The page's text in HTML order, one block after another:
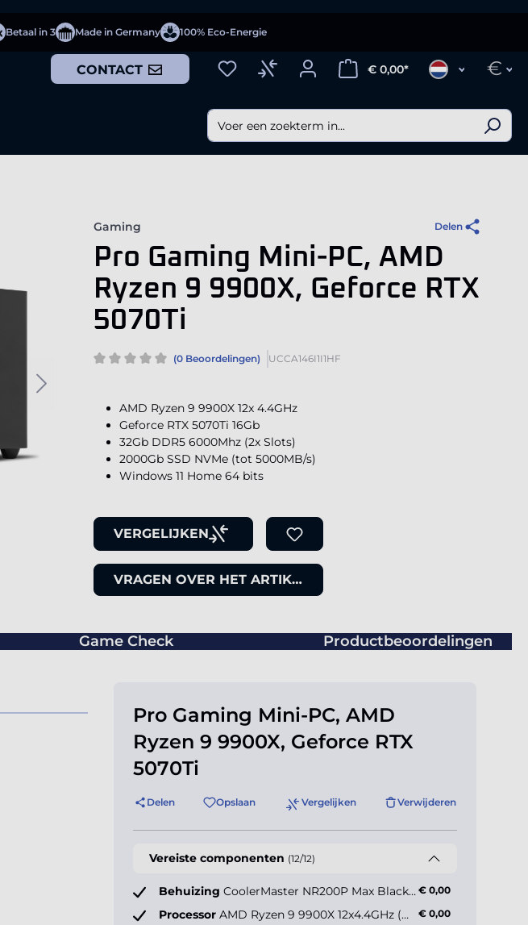
Betaal in 3 Made in Germany 100% Eco-Energie
CONTACT € 0,00* €
Gaming Delen
Pro Gaming Mini-PC, AMD
Ryzen 9 9900X, Geforce RTX
5070Ti
(0 Beoordelingen) UCCA146I1I1HF
AMD Ryzen 9 9900X 12x 4.4GHz
Geforce RTX 5070Ti 16Gb
32Gb DDR5 6000Mhz (2x Slots)
2000Gb SSD NVMe (tot 5000MB/s)
Windows 11 Home 64 bits
VERGELIJKEN
VRAGEN OVER HET ARTIKEL
Game Check Productbeoordelingen
Pro Gaming Mini-PC, AMD
Ryzen 9 9900X, Geforce RTX
5070Ti
Delen Opslaan Vergelijken Verwijderen
Vereiste componenten (12/12)
Behuizing CoolerMaster NR200P Max Black Window € 0,00
Processor AMD Ryzen 9 9900X 12x4.4GHz (max 5.6GHz) € 0,00